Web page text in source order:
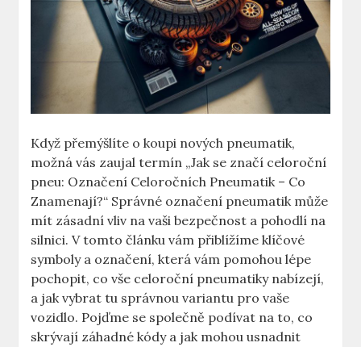
Když přemýšlíte o koupi nových pneumatik,
možná vás zaujal termín „Jak se značí celoroční
pneu: Označení Celoročních Pneumatik – Co
Znamenají?“ Správné označení pneumatik může
mít zásadní vliv na vaši bezpečnost a pohodlí na
silnici. V tomto článku vám přiblížíme klíčové
symboly a označení, která vám pomohou lépe
pochopit, co vše celoroční pneumatiky nabízejí,
a jak vybrat tu správnou variantu pro vaše
vozidlo. Pojďme se společně podívat na to, co
skrývají záhadné kódy a jak mohou usnadnit